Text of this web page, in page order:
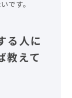
です。
る人に
教えて